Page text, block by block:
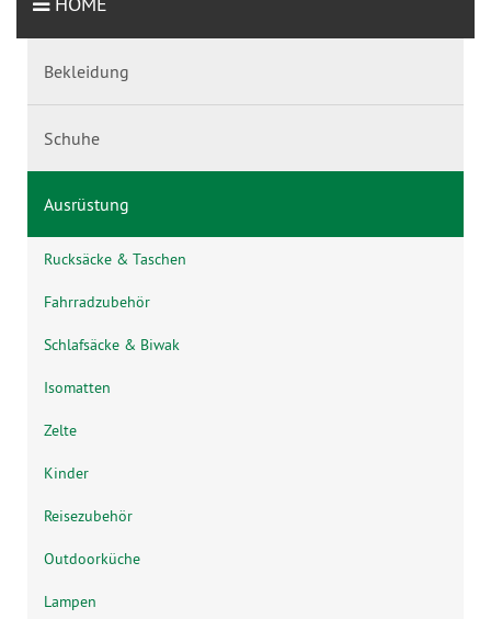
Bekleidung
Schuhe
Ausrüstung
Rucksäcke & Taschen
Fahrradzubehör
Schlafsäcke & Biwak
Isomatten
Zelte
Kinder
Reisezubehör
Outdoorküche
Lampen